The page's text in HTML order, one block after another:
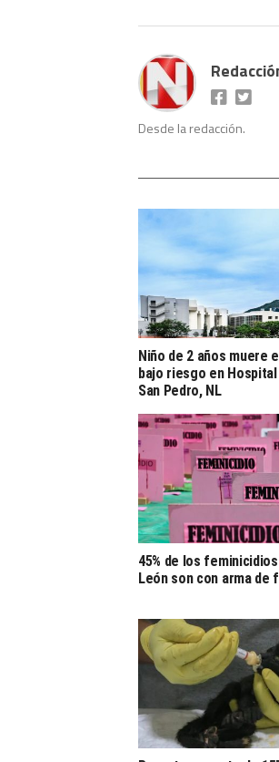
Desde la redacción.
Niño de 2 años muere
bajo riesgo en
San Pedro, NL
45% de los
León son con arma de